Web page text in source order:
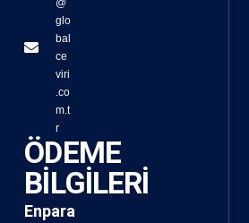
@
glo
bal
ce
viri
.co
m.t
r
ÖDEME
BİLGİLERİ
Enpara